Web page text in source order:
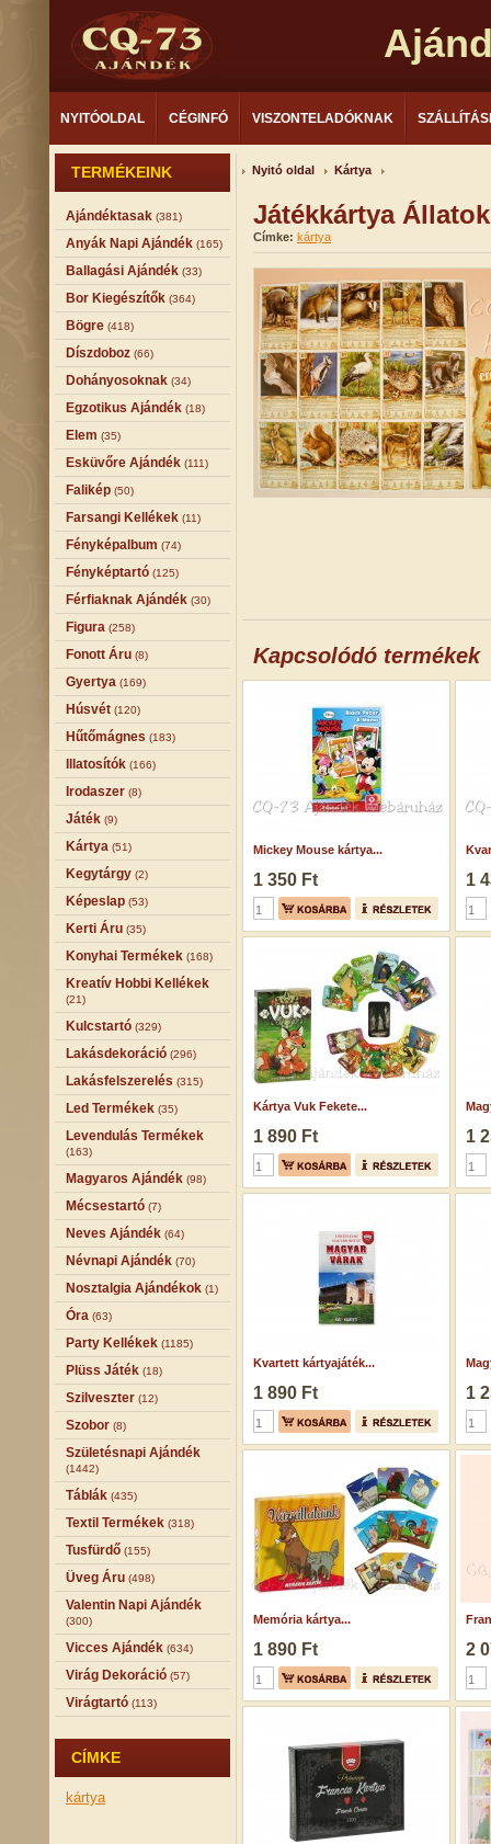
NYITÓOLDAL CÉGINFÓ VISZONTELADÓKNAK
TERMÉKEINK
Ajándéktasak (381)
Anyák Napi Ajándék (165)
Ballagási Ajándék (33)
Bor Kiegészítők (364)
Bögre (418)
Díszdoboz (66)
Dohányosoknak (34)
Egzotikus Ajándék (18)
Elem (35)
Esküvőre Ajándék (111)
Falikép (50)
Farsangi Kellékek (11)
Fényképalbum (74)
Fényképtartó (125)
Férfiaknak Ajándék (30)
Figura (258)
Fonott Áru (8)
Gyertya (169)
Húsvét (120)
Hűtőmágnes (183)
Illatosítók (166)
Irodaszer (8)
Játék (9)
Kártya (51)
Kegytárgy (2)
Képeslap (53)
Kerti Áru (35)
Konyhai Termékek (168)
Kreatív Hobbi Kellékek
(21)
Kulcstartó (329)
Lakásdekoráció (296)
Lakásfelszerelés (315)
Led Termékek (35)
Levendulás Termékek
(163)
Magyaros Ajándék (98)
Mécsestartó (7)
Neves Ajándék (64)
Névnapi Ajándék (70)
Nosztalgia Ajándékok (1)
Óra (63)
Party Kellékek (1185)
Plüss Játék (18)
Szilveszter (12)
Szobor (8)
Születésnapi Ajándék
(1442)
Táblák (435)
Textil Termékek (318)
Tusfürdő (155)
Üveg Áru (498)
Valentin Napi Ajándék
(300)
Vicces Ajándék (634)
Virág Dekoráció (57)
Virágtartó (113)
CÍMKE
kártya
Nyitó oldal Kártya
Játékkártya
Címke: kártya
Kapcsolódó termékek
Mickey Mouse kártya...
1 350 Ft 1
Kártya Vuk Fekete...
1 890 Ft 1
Kvartett kártyajáték...
1 890 Ft 1
Memória kártya...
1 890 Ft 2